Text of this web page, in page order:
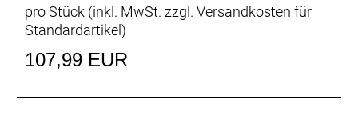
pro Stück (inkl. MwSt. zzgl. Versandkosten für
Standardartikel)
107,99 EUR